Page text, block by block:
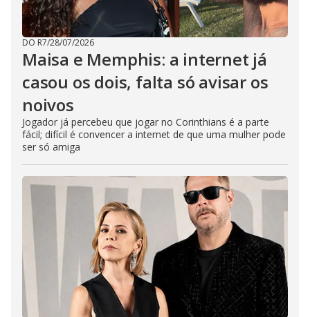
DO R7/28/07/2026
Maisa e Memphis: a internet já
casou os dois, falta só avisar os
noivos
Jogador já percebeu que jogar no Corinthians é a parte
fácil; difícil é convencer a internet de que uma mulher pode
ser só amiga